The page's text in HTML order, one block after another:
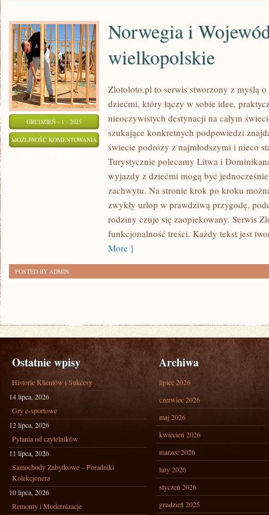
GRUDZIEŃ - 1 - 2025
MOŻLIWOŚĆ KOMENTOWANIA
WOJEWÓDZTWO
WIELKOPOLSKIE
Norwegia i
wielkopolskie
Zlotoloto.pl to serwis stworzony z myślą
dziećmi, który łączy w sobie idee,
nieoczywistych destynacji na całym
szukające konkretnych podpowiedzi
świecie podróży z najmłodszymi i nieco
Turystycznie polecamy Litwa i
wyjazdy z dziećmi mogą być
zachwytu. Na stronie krok po kroku
zwykły urlop w prawdziwą przygodę,
rodziny czuje się zaopiekowany. Serwis
funkcjonalność treści. Każdy tekst jest
More ]
POSTED BY ADMIN
Ostatnie wpisy
Historie Klientów i Sukcesy
14 lipca, 2026
Gry e-sportowe
12 lipca, 2026
Pytania od czytelników
11 lipca, 2026
Samochody Zabytkowe – Poradniki
Kolekcjonera
10 lipca, 2026
Remonty i Modernizacje
Archiwa
lipiec 2026
czerwiec 2026
maj 2026
kwiecień 2026
marzec 2026
luty 2026
styczeń 2026
grudzień 2025